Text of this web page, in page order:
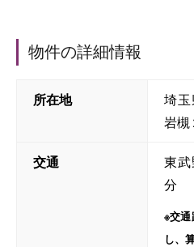
物件の詳細情報
所在地
埼
岩槻
交通
東
分
※交通
し、